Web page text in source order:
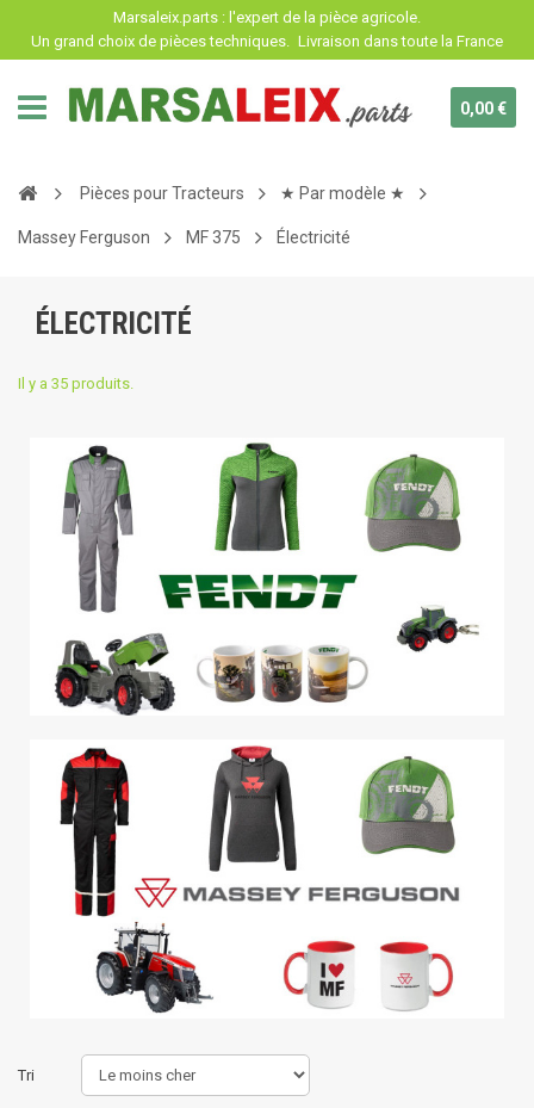
Marsaleix.parts : l'expert de la pièce agricole.
Un grand choix de pièces techniques. Livraison dans toute la France
0,00 €
Pièces pour Tracteurs ★ Par modèle ★
Massey Ferguson MF 375 Électricité
ÉLECTRICITÉ
Il y a 35 produits.
Tri
Panneau de gestion des cookies